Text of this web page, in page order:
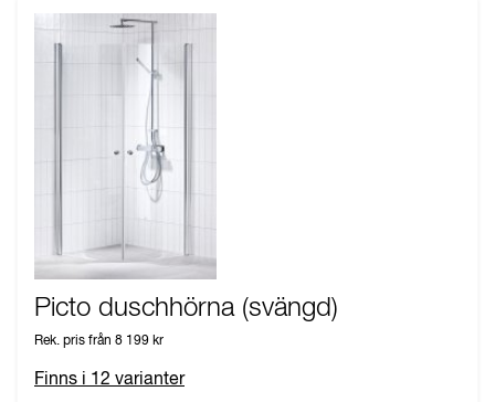
Kontakta oss
Picto duschhörna (svängd)
Rek. pris från 8 199 kr
Finns i 12 varianter